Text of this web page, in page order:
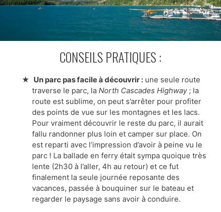
CONSEILS PRATIQUES :
Un parc pas facile à découvrir :une seule route
traverse le parc, la North Cascades Highway; la
route est sublime, on peut s’arrêter pour profiter
des points de vue sur les montagnes et les lacs.
Pour vraiment découvrir le reste du parc, il aurait
fallu randonner plus loin et camper sur place. On
est reparti avec l’impression d’avoir à peine vu le
parc ! La ballade en ferry était sympa quoique très
lente (2h30 à l’aller, 4h au retour) et ce fut
finalement la seule journée reposante des
vacances, passée à bouquiner sur le bateau et
regarder le paysage sans avoir à conduire.